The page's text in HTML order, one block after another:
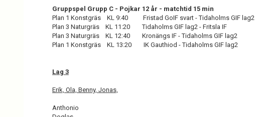
Gruppspel Grupp C - Pojkar 12 år - matchtid 15 min
Plan 1 Konstgräs KL 9:40 Fristad GoIF svart - Tidaholms GIF lag2
Plan 3 Naturgräs KL 11:20 Tidaholms GIF lag2 - Fritsla IF
Plan 3 Naturgräs KL 12:40 Kronängs IF - Tidaholms GIF lag2
Plan 1 Konstgräs KL 13:20 IK Gauthiod - Tidaholms GIF lag2
Lag 3
Erik, Ola, Benny, Jonas,
Anthonio